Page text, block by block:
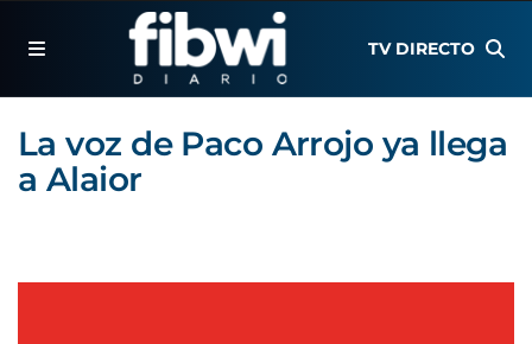
TV DIRECTO
La voz de Paco Arrojo ya llega
a Alaior